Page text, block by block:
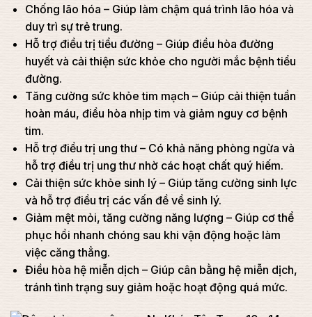
Chống lão hóa – Giúp làm chậm quá trình lão hóa và
duy trì sự trẻ trung.
Hỗ trợ điều trị tiểu đường – Giúp điều hòa đường
huyết và cải thiện sức khỏe cho người mắc bệnh tiểu
đường.
Tăng cường sức khỏe tim mạch – Giúp cải thiện tuần
hoàn máu, điều hòa nhịp tim và giảm nguy cơ bệnh
tim.
Hỗ trợ điều trị ung thư – Có khả năng phòng ngừa và
hỗ trợ điều trị ung thư nhờ các hoạt chất quý hiếm.
Cải thiện sức khỏe sinh lý – Giúp tăng cường sinh lực
và hỗ trợ điều trị các vấn đề về sinh lý.
Giảm mệt mỏi, tăng cường năng lượng – Giúp cơ thể
phục hồi nhanh chóng sau khi vận động hoặc làm
việc căng thẳng.
Điều hòa hệ miễn dịch – Giúp cân bằng hệ miễn dịch,
tránh tình trạng suy giảm hoặc hoạt động quá mức.